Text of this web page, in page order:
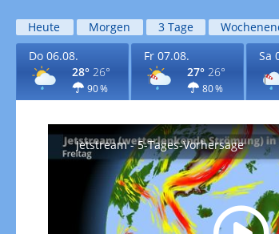
Heute Morgen 3 Tage
Do 06.08.
28° 26°
90 %
Fr 07.08.
27° 26°
80 %
Sa
Jetstream - 5-Tages-Vorhersage